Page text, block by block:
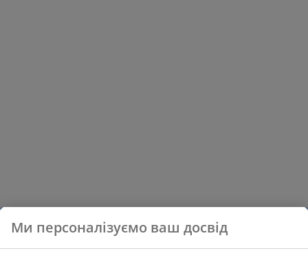
Ми персоналізуємо ваш досвід